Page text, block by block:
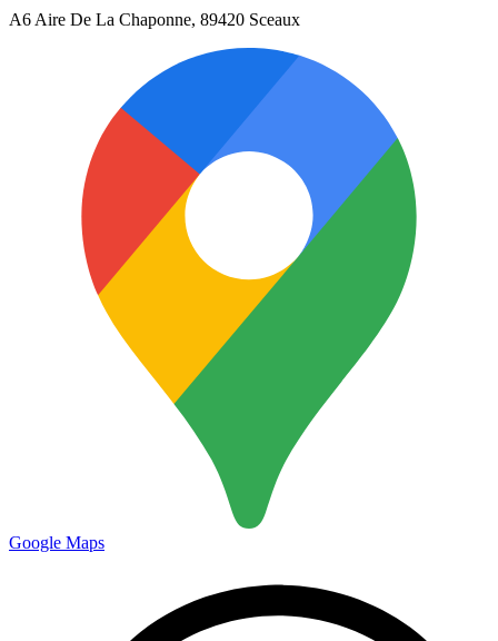
A6 Aire De La Chaponne, 89420 Sceaux
Google Maps